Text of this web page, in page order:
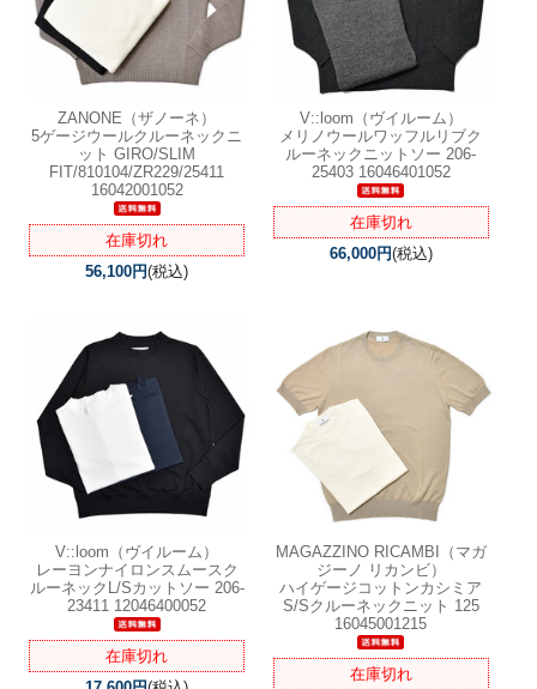
ZANONE（ザノーネ）
5ゲージウールクルーネックニ
ット GIRO/SLIM
FIT/810104/ZR229/25411
16042001052
在庫切れ
56,100円(税込)
V::loom（ヴイルーム）
メリノウールワッフルリブク
ルーネックニットソー 206-
25403 16046401052
在庫切れ
66,000円(税込)
V::loom（ヴイルーム）
レーヨンナイロンスムースク
ルーネックL/Sカットソー 206-
23411 12046400052
在庫切れ
MAGAZZINO RICAMBI（マガ
ジーノ リカンビ）
ハイゲージコットンカシミア
S/Sクルーネックニット 125
16045001215
在庫切れ